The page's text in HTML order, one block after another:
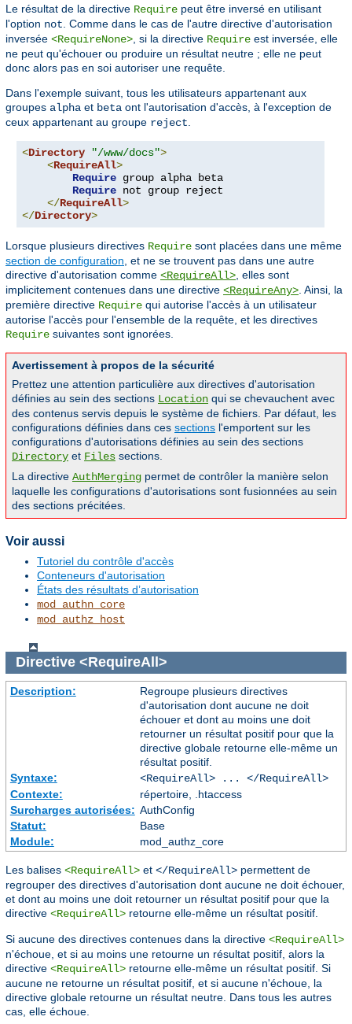
Le résultat de la directive Require peut être inversé en utilisant
l'option not . Comme dans le cas de l'autre directive d'autorisation
inversée <RequireNone> , si la directive Require est inversée, elle
ne peut qu'échouer ou produire un résultat neutre ; elle ne peut
donc alors pas en soi autoriser une requête.
Dans l'exemple suivant, tous les utilisateurs appartenant aux
groupes alpha et beta ont l'autorisation d'accès, à l'exception de
ceux appartenant au groupe reject
<Directory "/www/docs">
<RequireAll>
Require group alpha beta
Require not group reject
</RequireAll>
</Directory>
Lorsque plusieurs directives Require sont placées dans une même
section de configuration , et ne se trouvent pas dans une autre
directive d'autorisation comme <RequireAll> , elles sont
implicitement contenues dans une directive <RequireAny> . Ainsi, la
première directive Require qui autorise l'accès à un utilisateur
autorise l'accès pour l'ensemble de la requête, et les directives
Require suivantes sont ignorées.
Avertissement à propos de la sécurité
Prettez une attention particulière aux directives d'autorisation
définies au sein des sections Location qui se chevauchent avec
des contenus servis depuis le système de fichiers. Par défaut, les
configurations définies dans ces sections l'emportent sur les
configurations d'autorisations définies au sein des sections
Directory et Files sections.
La directive AuthMerging permet de contrôler la manière selon
laquelle les configurations d'autorisations sont fusionnées au sein
des sections précitées.
Voir aussi
Tutoriel du contrôle d'accès
Conteneurs d'autorisation
États des résultats d’autorisation
mod_authn_core
mod_authz_host
Directive <RequireAll>
Description:
Regroupe plusieurs directives
d'autorisation dont aucune ne doit
échouer et dont au moins une doit
retourner un résultat positif pour que la
directive globale retourne elle-même un
résultat positif.
Syntaxe:
<RequireAll> ... </RequireAll>
Contexte:
répertoire, .htaccess
Surcharges autorisées: AuthConfig
Statut:
Base
Module:
mod_authz_core
Les balises <RequireAll> et </RequireAll> permettent de
regrouper des directives d'autorisation dont aucune ne doit échouer,
et dont au moins une doit retourner un résultat positif pour que la
directive <RequireAll> retourne elle-même un résultat positif.
Si aucune des directives contenues dans la directive <RequireAll>
n'échoue, et si au moins une retourne un résultat positif, alors la
directive <RequireAll> retourne elle-même un résultat positif. Si
aucune ne retourne un résultat positif, et si aucune n'échoue, la
directive globale retourne un résultat neutre. Dans tous les autres
cas, elle échoue.